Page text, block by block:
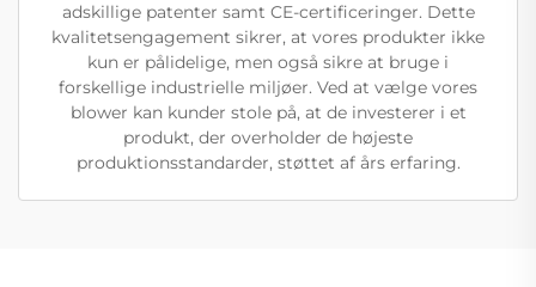
adskillige patenter samt CE-certificeringer. Dette
kvalitetsengagement sikrer, at vores produkter ikke
kun er pålidelige, men også sikre at bruge i
forskellige industrielle miljøer. Ved at vælge vores
blower kan kunder stole på, at de investerer i et
produkt, der overholder de højeste
produktionsstandarder, støttet af års erfaring.